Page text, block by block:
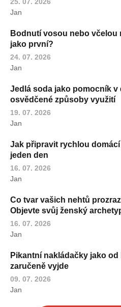
Jan
Bodnutí vosou nebo včelou
jako první?
24. 07. 2026
Jan
Jedlá soda jako pomocník v
osvědčené způsoby využití
19. 07. 2026
Jan
Jak připravit rychlou
jeden den
16. 07. 2026
Jan
Co tvar vašich nehtů
Objevte svůj ženský
16. 07. 2026
Jan
Pikantní nakládačky jako
zaručeně vyjde
09. 07. 2026
Jan